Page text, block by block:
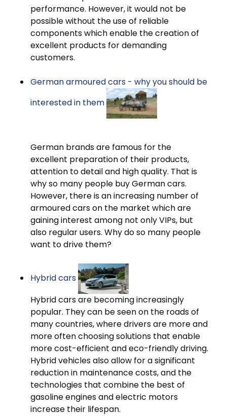
performance. However, it would not be
possible without the use of reliable
components which enable the creation of
excellent products for demanding
customers.
German armoured cars - why you should be
interested in them
German brands are famous for the
excellent preparation of their products,
attention to detail and high quality. That is
why so many people buy German cars.
However, there is an increasing number of
armoured cars on the market which are
gaining interest among not only VIPs, but
also regular users. Why do so many people
want to drive them?
Hybrid cars
Hybrid cars are becoming increasingly
popular. They can be seen on the roads of
many countries, where drivers are more and
more often choosing solutions that enable
more cost-efficient and eco-friendly driving.
Hybrid vehicles also allow for a significant
reduction in maintenance costs, and the
technologies that combine the best of
gasoline engines and electric motors
increase their lifespan.